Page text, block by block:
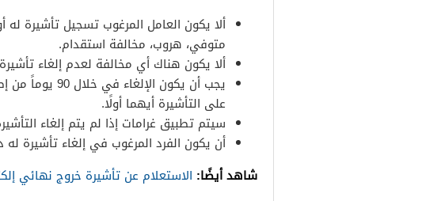
ألا يكون العامل المرغوب تسجيل تأشيرة له
متوفي، هروب، مخالفة استقدام.
ألا يكون هناك أي مخالفة لعدم إلغاء
يجب أن يكون
على التأشيرة أيهما أولًا.
سيتم تطبيق غرامات إذا لم يتم إلغاء
أن يكون الفرد المرغوب في إلغاء تأشيرة له
شاهد أيضًا: الاستعلام عن تأشيرة خروج نهائي